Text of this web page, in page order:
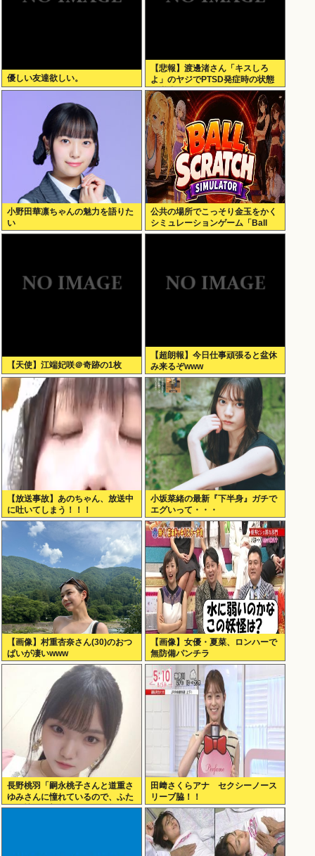
優しい友達欲しい。
【悲報】渡邊渚さん「キスしろ
よ」のヤジでPTSD発症時の状態
に逆戻り
小野田華凛ちゃんの魅力を語りた
い
公共の場所でこっそり金玉をかく
シミュレーションゲーム「Ball
Scratch Simulator」がSteamで
【天使】江端妃咲＠奇跡の1枚
【超朗報】今日仕事頑張ると盆休
み来るぞwww
【放送事故】あのちゃん、放送中
に吐いてしまう！！！
小坂菜緒の最新『下半身』ガチで
エグいって・・・
【画像】村重杏奈さん(30)のおつ
ぱいが凄いwww
【画像】女優・夏菜、ロンハーで
無防備パンチラ
長野桃羽「嗣永桃子さんと道重さ
ゆみさんに憧れているので、ふた
りの憧れの部分をぎゅっと集めた
田﨑さくらアナ セクシーノース
リーブ脇！！